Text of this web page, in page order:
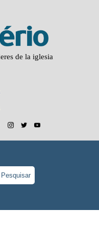
de la iglesia
Pesquisar